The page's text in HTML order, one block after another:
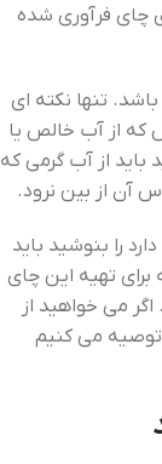
چای فرآوری شده
تنها نکته‌ ای
که از آب خالص یا
باید از آب گرمی که
آن از بین نرود.
را بنوشید باید
برای تهیه این چای
اگر می ‌خواهید از
توصیه می‌ کنیم